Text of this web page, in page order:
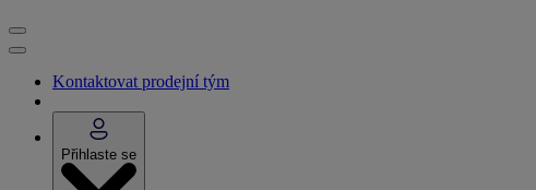
Kontaktovat prodejní tým
Přihlaste se